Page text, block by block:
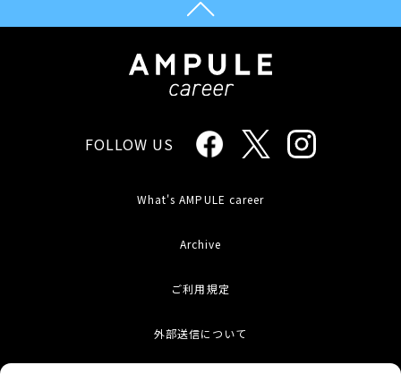
FOLLOW US
What's AMPULE career
Archive
ご利用規定
外部送信について